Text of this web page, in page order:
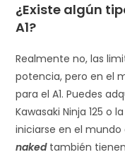
¿Existe algún
A1?
Realmente no, las
potencia, pero en el
para el A1. Puedes
Kawasaki Ninja 125 o
iniciarse en el
naked también